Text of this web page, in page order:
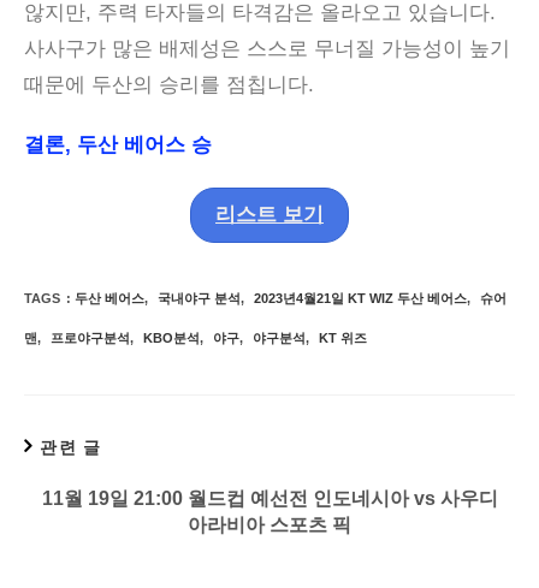
않지만, 주력 타자들의 타격감은 올라오고 있습니다.
사사구가 많은 배제성은 스스로 무너질 가능성이 높기
때문에 두산의 승리를 점칩니다.
결론, 두산 베어스 승
리스트 보기
TAGS : 두산 베어스, 국내야구 분석, 2023년4월21일 KT WIZ 두산 베어스, 슈어
맨, 프로야구분석, KBO분석, 야구, 야구분석, KT 위즈
관련 글
11월 19일 21:00 월드컵 예선전 인도네시아 vs 사우디
아라비아 스포츠 픽